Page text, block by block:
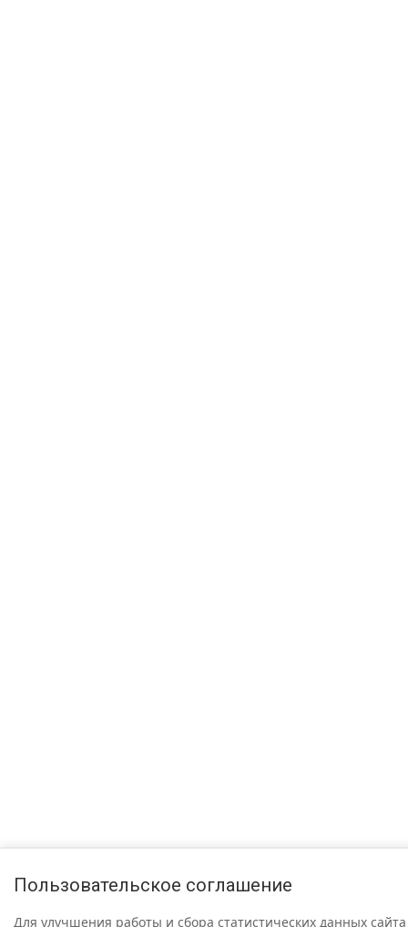
Пользовательское соглашение
Для улучшения работы и сбора статистических данных